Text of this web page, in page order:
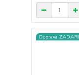
Doprava